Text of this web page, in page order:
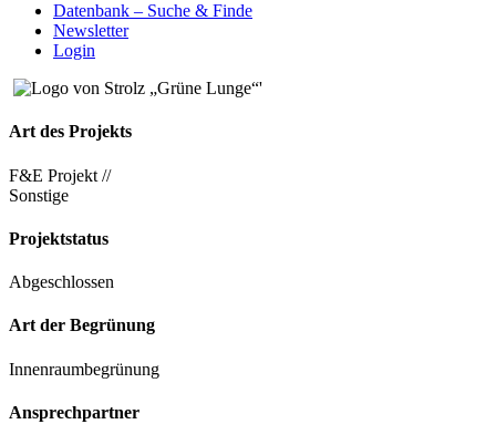
Datenbank – Suche & Finde
Newsletter
Login
Art des Projekts
F&E Projekt //
Sonstige
Projektstatus
Abgeschlossen
Art der Begrünung
Innenraumbegrünung
Ansprechpartner